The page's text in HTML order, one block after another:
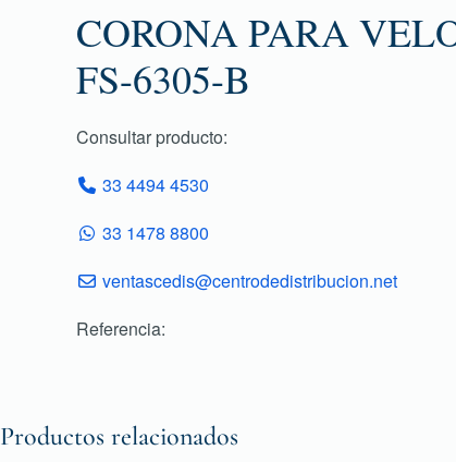
CORONA PARA
FS-6305-B
Consultar producto:
33 4494 4530
33 1478 8800
ventascedis@centrodedistribucion.net
Referencia:
Productos relacionados